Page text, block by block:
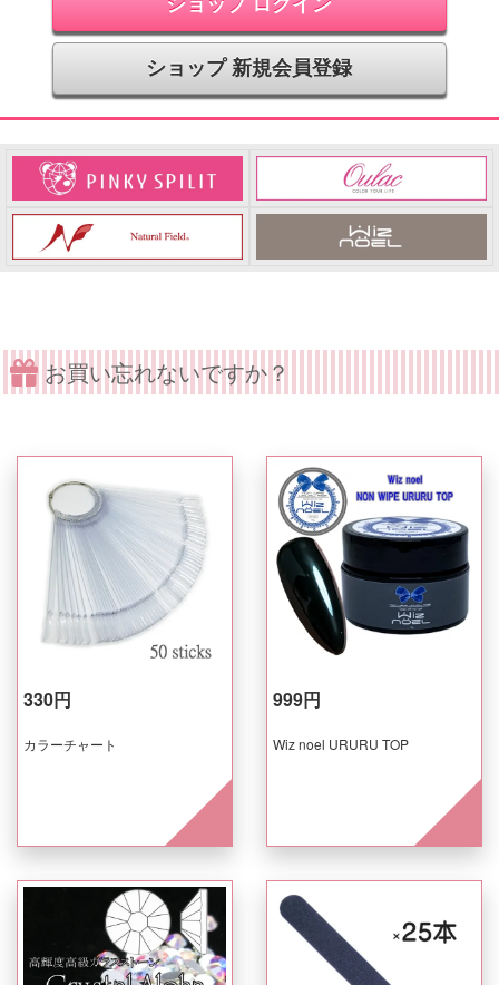
ショップ ログイン
ショップ 新規会員登録